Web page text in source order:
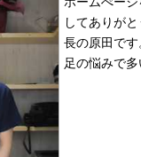
してありが
長の原田です
足の悩みで多